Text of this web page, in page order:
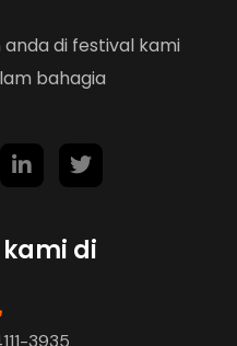
di festival kami
bahagia
di